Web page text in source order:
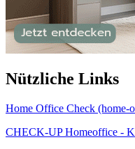
Nützliche Links
Home Office Check (home-
CHECK-UP Homeoffice -